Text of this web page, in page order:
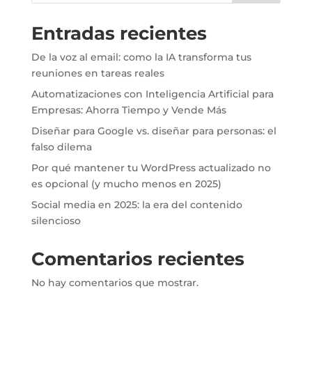
Entradas recientes
De la voz al email: como la IA transforma tus
reuniones en tareas reales
Automatizaciones con Inteligencia Artificial para
Empresas: Ahorra Tiempo y Vende Más
Diseñar para Google vs. diseñar para personas: el
falso dilema
Por qué mantener tu WordPress actualizado no
es opcional (y mucho menos en 2025)
Social media en 2025: la era del contenido
silencioso
Comentarios recientes
No hay comentarios que mostrar.